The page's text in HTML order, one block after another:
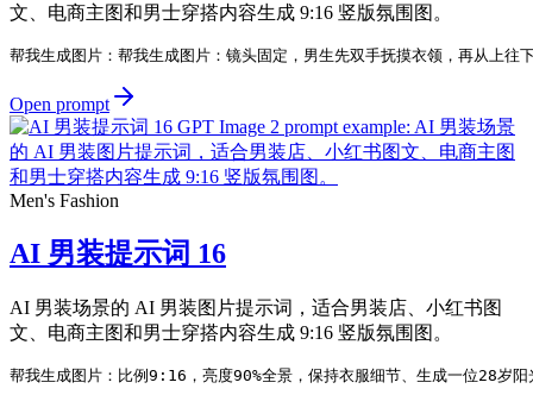
文、电商主图和男士穿搭内容生成 9:16 竖版氛围图。
帮我生成图片：帮我生成图片：镜头固定，男生先双手抚摸衣领，再从上
Open prompt
Men's Fashion
AI 男装提示词 16
AI 男装场景的 AI 男装图片提示词，适合男装店、小红书图
文、电商主图和男士穿搭内容生成 9:16 竖版氛围图。
帮我生成图片：比例9:16，亮度90%全景，保持衣服细节、生成一位28岁